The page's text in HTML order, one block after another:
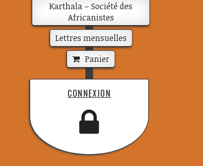
Karthala – Société des
Africanistes
Lettres mensuelles
Panier
CONNEXION